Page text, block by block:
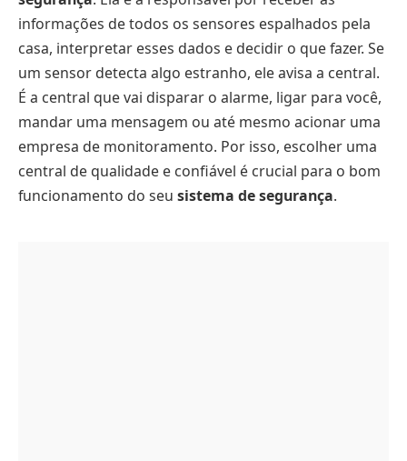
informações de todos os sensores espalhados pela
casa, interpretar esses dados e decidir o que fazer. Se
um sensor detecta algo estranho, ele avisa a central.
É a central que vai disparar o alarme, ligar para você,
mandar uma mensagem ou até mesmo acionar uma
empresa de monitoramento. Por isso, escolher uma
central de qualidade e confiável é crucial para o bom
funcionamento do seu sistema de segurança.